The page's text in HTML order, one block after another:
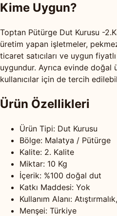
Kime Uygun?
Toptan Pütürge Dut Kurusu -
üretim yapan işletmeler,
ticaret satıcıları ve uygun
uygundur. Ayrıca evinde
kullanıcılar için de tercih
Ürün Özellikleri
Ürün Tipi: Dut Kurusu
Bölge: Malatya / Pütürge
Kalite: 2. Kalite
Miktar: 10 Kg
İçerik: %100 doğal dut
Katkı Maddesi: Yok
Kullanım Alanı:
Menşei: Türkiye